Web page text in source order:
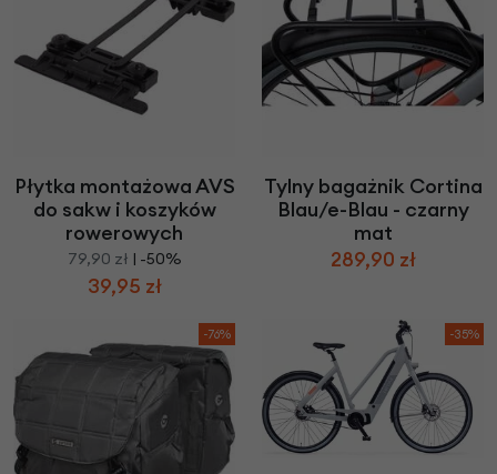
Płytka montażowa AVS
do sakw i koszyków
rowerowych
79,90 zł | -50%
39,95 zł
Tylny bagażnik Cortina
Blau/e-Blau - czarny
mat
289,90 zł
-76% -35%